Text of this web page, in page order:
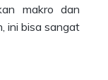
makro dan
ini bisa sangat